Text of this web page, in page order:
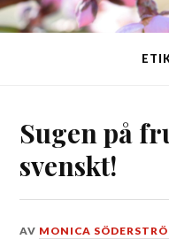
Sugen på
svenskt!
DEN
AV MONICA